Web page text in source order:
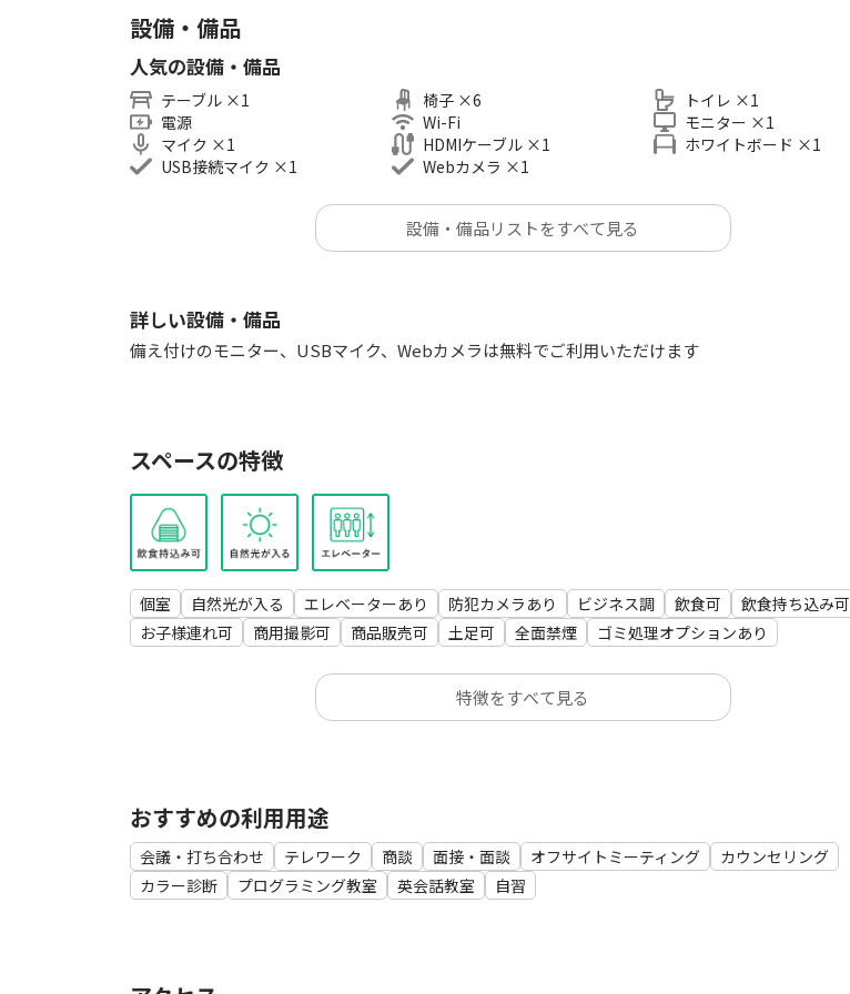
■アクセス
・メトロ銀座線「銀座駅」A13番出口 徒歩約2分
・メトロ浅草線「東銀座駅」A8番出口 徒歩約2分
・メトロ日比谷線「東銀座駅」A2番出口 徒歩約3分
・メトロ有楽町線「銀座一丁目駅」11番出口 徒歩約1分
ご不明な点がございましたら、お気軽にお問合せ下さい。
ご利用を心よりお待ちしています。
----------------------------------------
■他にもあります！オススメ用途
・ロケ撮影・ライブ配信
・バーチャル株主総会
・オフサイトミーティング
・その他のビジネスイベント
・オンライン研修
設備・備品
人気の設備・備品
テーブル ×1
電源
マイク ×1
USB接続マイク ×1
椅子 ×6
Wi-Fi
HDMIケーブル ×1
Webカメラ ×1
トイレ ×1
モニター ×1
ホワイトボード ×1
設備・備品リストをすべて見る
詳しい設備・備品
備え付けのモニター、USBマイク、Webカメラは無料でご利用いただけます
スペースの特徴
個室 自然光が入る エレベーターあり 防犯カメラあり ビジネス調 飲食可
飲食持ち込み可
お子様連れ可
商用撮影可 商品販売可 土足可 全面禁煙 ゴミ処理オプションあり
特徴をすべて見る
おすすめの利用用途
会議・打ち合わせ テレワーク 商談 面接・面談 オフサイトミーティング
カウンセリング
カラー診断
プログラミング教室 英会話教室 自習